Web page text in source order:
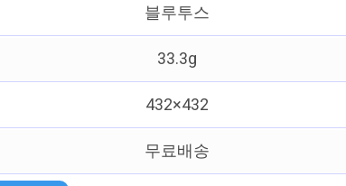
블루투스
33.3g
432×432
무료배송